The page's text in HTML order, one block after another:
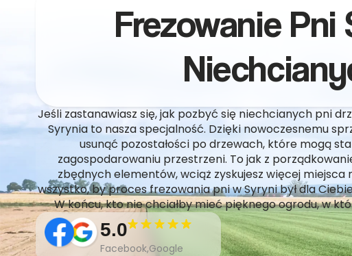
Frezowanie
Jeśli zastanawiasz się, jak pozbyć się niechcianych pni
Syrynia to nasza specjalność. Dzięki nowoczesnemu
usunąć pozostałości po drzewach, które mogą
zagospodarowaniu przestrzeni. To jak z
zbędnych elementów, wciąż zyskujesz więcej miejsca
wszystko, by proces frezowania pni w Syryni był dla
W końcu, kto nie chciałby mieć pięknego ogrodu, w
5.0
Facebook,Google